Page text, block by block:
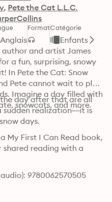
Pete the Cat L.L.C.
Anglais
FormatCatégorie
Enfants
author and artist James
a fun, surprising, snowy
In Pete the Cat: Snow
Pete cannot wait to play
Imagine a day filled with
snowcats, and more.
day after that are all
sudden realization—it is
days.
My First I Can Read book,
shared reading with a
9780062570505